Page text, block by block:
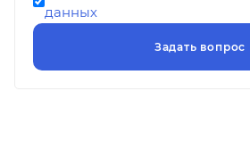
данных